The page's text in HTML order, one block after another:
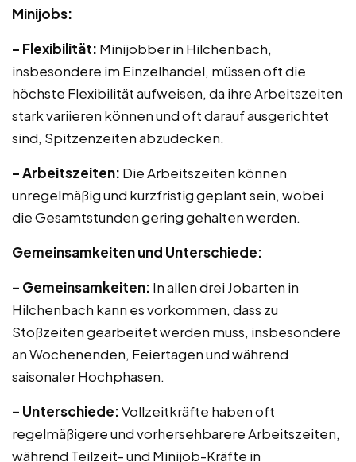
Minijobs:
– Flexibilität: Minijobber in Hilchenbach,
insbesondere im Einzelhandel, müssen oft die
höchste Flexibilität aufweisen, da ihre Arbeitszeiten
stark variieren können und oft darauf ausgerichtet
sind, Spitzenzeiten abzudecken.
– Arbeitszeiten: Die Arbeitszeiten können
unregelmäßig und kurzfristig geplant sein, wobei
die Gesamtstunden gering gehalten werden.
Gemeinsamkeiten und Unterschiede:
– Gemeinsamkeiten: In allen drei Jobarten in
Hilchenbach kann es vorkommen, dass zu
Stoßzeiten gearbeitet werden muss, insbesondere
an Wochenenden, Feiertagen und während
saisonaler Hochphasen.
– Unterschiede:Vollzeitkräfte haben oft
regelmäßigere und vorhersehbarere Arbeitszeiten,
während Teilzeit- und Minijob-Kräfte in